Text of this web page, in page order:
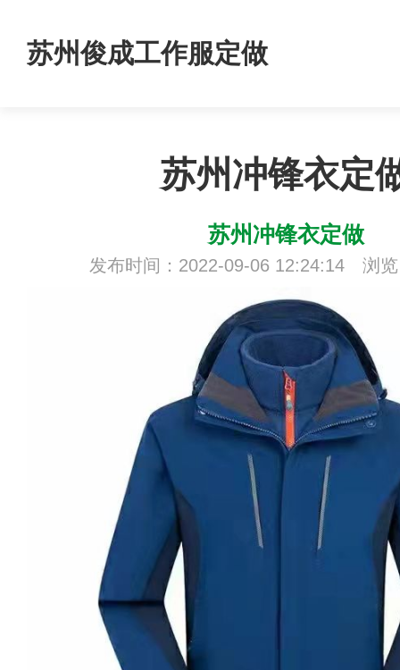
苏州俊成工作服定做
苏州冲锋衣定
苏州冲锋衣定做
发布时间：2022-09-06 12:24:14 浏览